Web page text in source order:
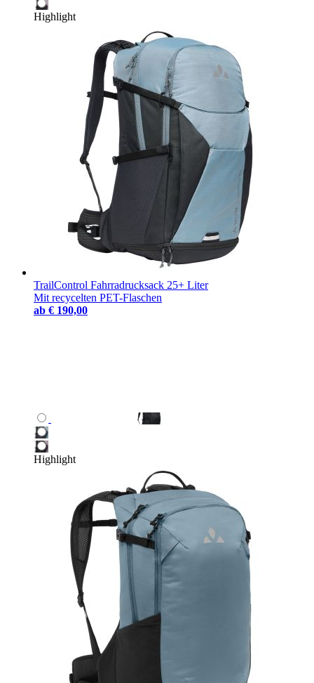
Highlight
TrailControl Fahrradrucksack 25+ Liter
Mit recycelten PET-Flaschen
ab € 190,00
Highlight